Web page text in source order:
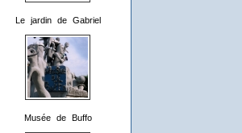
Le jardin de Gabriel
Musée de Buffo